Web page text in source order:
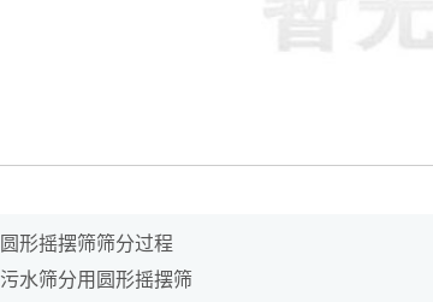
圆形摇摆筛筛分过程
污水筛分用圆形摇摆筛